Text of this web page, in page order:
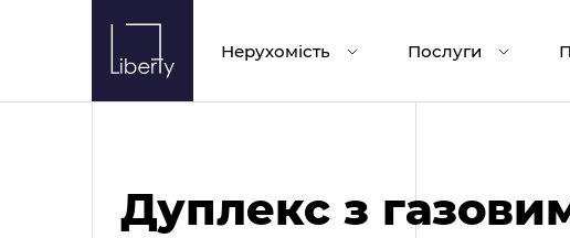
Нерухомість Послуги
Дуплекс з